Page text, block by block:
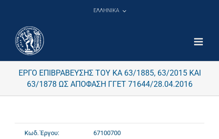
ΕΛΛΗΝΙΚΑ
ΕΡΓΟ ΕΠΙΒΡΑΒΕΥΣΗΣ ΤΟΥ ΚΑ 63/1885, 63/2015 ΚΑΙ
63/1878 ΩΣ ΑΠΟΦΑΣΗ ΓΓΕΤ 71644/28.04.2016
Κωδ. Έργου: 67100700